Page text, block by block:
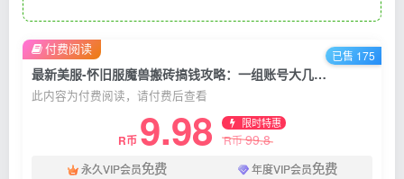
最新美服-怀旧服魔兽搬砖搞钱攻略：一组账号大几千，收益非常稳定
此内容为付费阅读，请付费后查看
R币 9.98 限时特惠
R币99.8
永久VIP会员免费 年度VIP会员免费
付费阅读 已售 175